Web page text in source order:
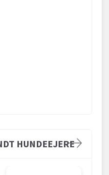
HUNDEEJERE